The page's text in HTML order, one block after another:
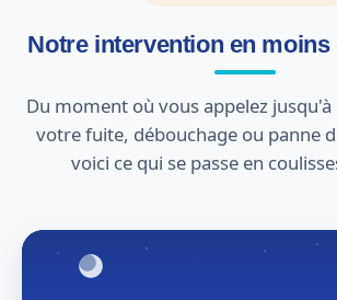
Notre intervention en moins
Du moment où vous appelez
votre fuite, débouchage ou panne
voici ce qui se passe en